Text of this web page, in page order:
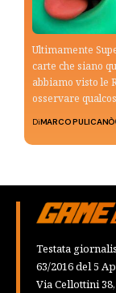
Ultimamente
carte che siano
abbiamo visto le
osservare
DiMARCO PULICANÒ
Testata
63/2016 del 5
Via Cellottini